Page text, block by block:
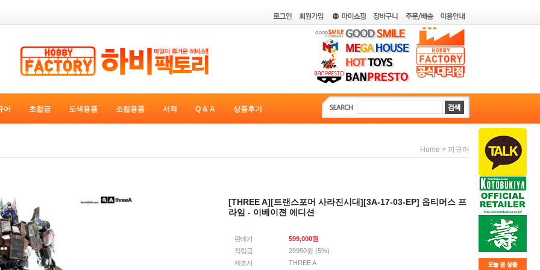
어 초합금 도색용품 조립용품 서적 Q & A 상품후기
Home > 피규어
[THREE A][트랜스포머 사라진시대][3A-17-03-EP] 옵티머스 프
라임 - 이베이젼 에디션
판매가 599,000원
적립금
29950원 (5%)
제조사
THREE A